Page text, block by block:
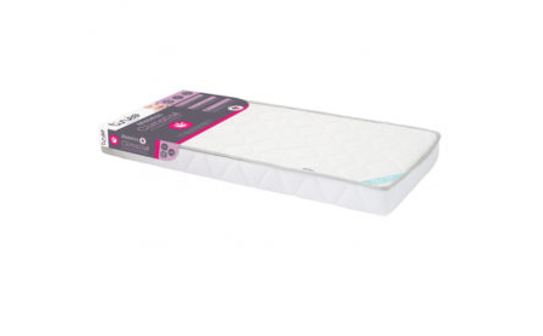
Ajouter au panier